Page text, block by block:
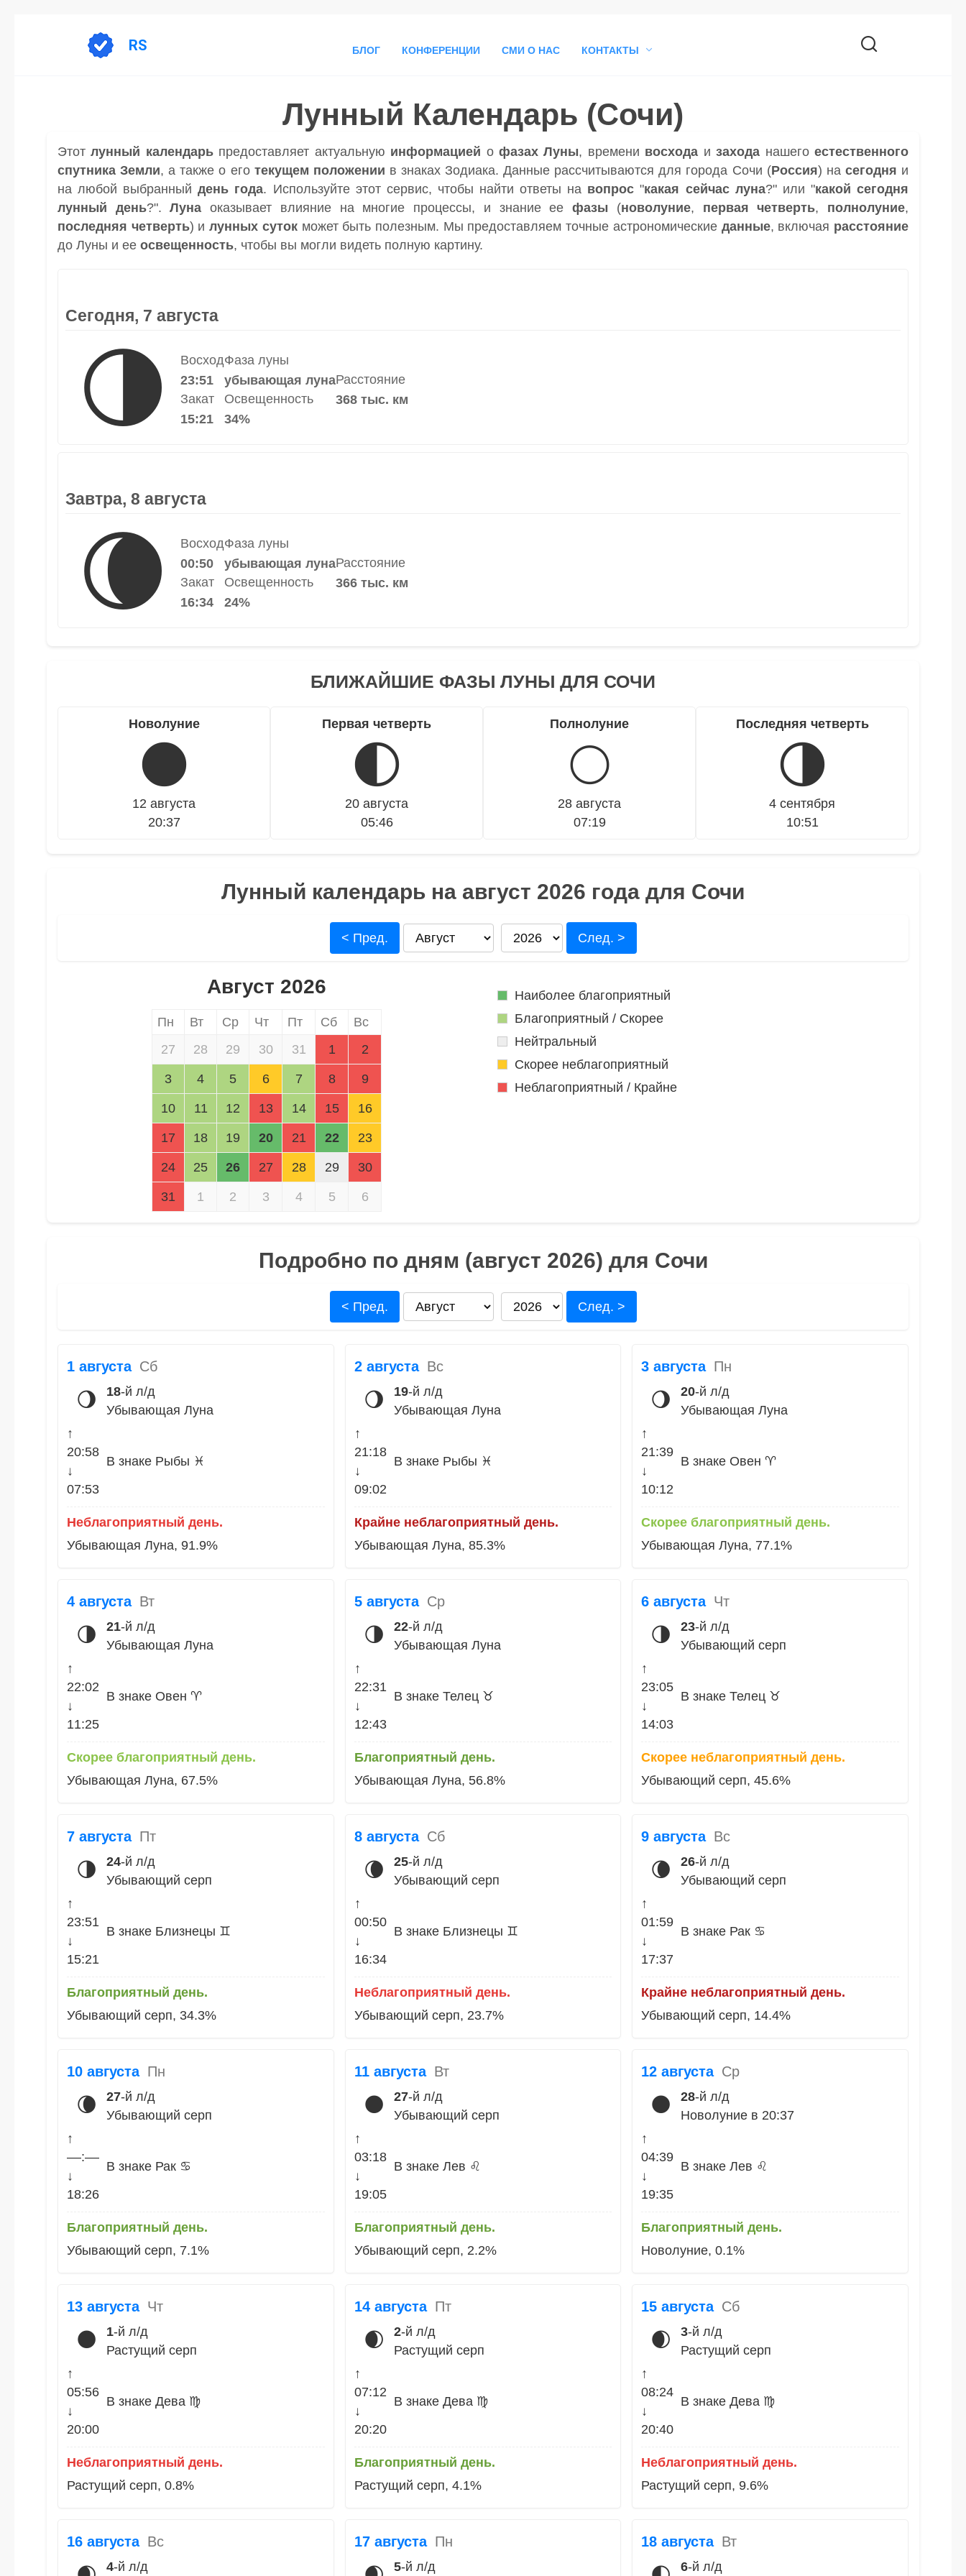
RS БЛОГ КОНФЕРЕНЦИИ СМИ О НАС КОНТАКТЫ
Лунный Календарь (Сочи)
Этотлунный календарьпредоставляет актуальную информацией офазах Луны, времени восхода изахода нашегоестественного
спутника Земли, а также о его текущем положении в знаках Зодиака. Данные рассчитываются для города Сочи (Россия) на сегодня и
на любой выбранныйдень года. Используйте этот сервис, чтобы найти ответы на вопрос "какая сейчас луна?" или "какой сегодня
лунный день?".Луна оказывает влияние на многие процессы, и знание еефазы (новолуние, первая четверть, полнолуние,
последняя четверть) илунных сутокможет быть полезным. Мы предоставляем точные астрономические данные, включая расстояние
до Луны и ее освещенность, чтобы вы могли видеть полную картину.
Сегодня, 7 августа
🌗
Восход
23:51
Закат
15:21
Фаза луны
убывающая луна
Освещенность
34%
Расстояние
368 тыс. км
Завтра, 8 августа
🌘
Восход
00:50
Закат
16:34
Фаза луны
убывающая луна
Освещенность
24%
Расстояние
366 тыс. км
БЛИЖАЙШИЕ ФАЗЫ ЛУНЫ ДЛЯ СОЧИ
Новолуние
🌑
12 августа
20:37
Первая четверть
🌓
20 августа
05:46
Полнолуние
🌕
28 августа
07:19
Последняя четверть
🌗
4 сентября
10:51
Лунный календарь на август 2026 года для Сочи
< Пред. След. >
Август 2026
Пн Вт Ср Чт Пт Сб
Вс
27
28 29 30 31 1 2
3 4 5 6 7 8 9
10 11 12 13 14 15 16
17 18 19 20 21 22 23
24 25 26 27 28 29 30
31 1 2 3 4 5 6
Наиболее благоприятный
Благоприятный / Скорее
Нейтральный
Скорее неблагоприятный
Неблагоприятный / Крайне
Подробно по дням (август 2026) для Сочи
< Пред. След. >
1 августа Сб
🌖 18-й л/д
Убывающая Луна
↑
20:58
↓
07:53
В знаке Рыбы ♓
Неблагоприятный день.
Убывающая Луна, 91.9%
2 августа Вс
🌖 19-й л/д
Убывающая Луна
↑
21:18
↓
09:02
В знаке Рыбы ♓
Крайне неблагоприятный день.
Убывающая Луна, 85.3%
3 августа Пн
🌖 20-й л/д
Убывающая Луна
↑
21:39
↓
10:12
В знаке Овен ♈
Скорее благоприятный день.
Убывающая Луна, 77.1%
4 августа Вт
🌗 21-й л/д
Убывающая Луна
↑
22:02
↓
11:25
В знаке Овен ♈
Скорее благоприятный день.
Убывающая Луна, 67.5%
5 августа Ср
🌗 22-й л/д
Убывающая Луна
↑
22:31
↓
12:43
В знаке Телец ♉
Благоприятный день.
Убывающая Луна, 56.8%
6 августа Чт
🌗 23-й л/д
Убывающий серп
↑
23:05
↓
14:03
В знаке Телец ♉
Скорее неблагоприятный день.
Убывающий серп, 45.6%
7 августа Пт
🌗 24-й л/д
Убывающий серп
↑
23:51
↓
15:21
В знаке Близнецы ♊
Благоприятный день.
Убывающий серп, 34.3%
8 августа Сб
🌘 25-й л/д
Убывающий серп
↑
00:50
↓
16:34
В знаке Близнецы ♊
Неблагоприятный день.
Убывающий серп, 23.7%
9 августа Вс
🌘 26-й л/д
Убывающий серп
↑
01:59
↓
17:37
В знаке Рак ♋
Крайне неблагоприятный день.
Убывающий серп, 14.4%
10 августа Пн
🌘 27-й л/д
Убывающий серп
↑
––:––
↓
18:26
В знаке Рак ♋
Благоприятный день.
Убывающий серп, 7.1%
11 августа Вт
🌑 27-й л/д
Убывающий серп
↑
03:18
↓
19:05
В знаке Лев ♌
Благоприятный день.
Убывающий серп, 2.2%
12 августа Ср
🌑 28-й л/д
Новолуние в 20:37
↑
04:39
↓
19:35
В знаке Лев ♌
Благоприятный день.
Новолуние, 0.1%
13 августа Чт
🌑 1-й л/д
Растущий серп
↑
05:56
↓
20:00
В знаке Дева ♍
Неблагоприятный день.
Растущий серп, 0.8%
14 августа Пт
🌒 2-й л/д
Растущий серп
↑
07:12
↓
20:20
В знаке Дева ♍
Благоприятный день.
Растущий серп, 4.1%
15 августа Сб
🌒 3-й л/д
Растущий серп
↑
08:24
↓
20:40
В знаке Дева ♍
Неблагоприятный день.
Растущий серп, 9.6%
16 августа Вс
4-й л/д
17 августа Пн
5-й л/д
18 августа Вт
6-й л/д